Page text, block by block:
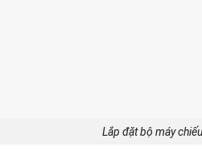
Lắp đặt bộ máy